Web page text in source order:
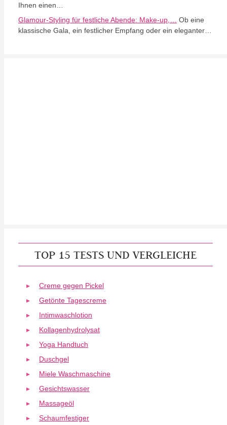
Ihnen einen…
Glamour-Styling für festliche Abende: Make-up,…
Ob eine
klassische Gala, ein festlicher Empfang oder ein eleganter…
TOP 15 TESTS UND VERGLEICHE
Creme gegen Pickel
Getönte Tagescreme
Intimwaschlotion
Kollagenhydrolysat
Yoga Handtuch
Duschgel
Miele Waschmaschine
Gesichtswasser
Massageöl
Schaumfestiger